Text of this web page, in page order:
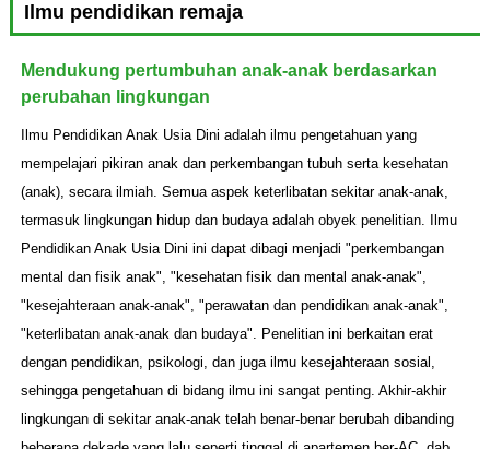
Ilmu pendidikan remaja
Mendukung pertumbuhan anak-anak berdasarkan
perubahan lingkungan
Ilmu Pendidikan Anak Usia Dini adalah ilmu pengetahuan yang
mempelajari pikiran anak dan perkembangan tubuh serta kesehatan
(anak), secara ilmiah. Semua aspek keterlibatan sekitar anak-anak,
termasuk lingkungan hidup dan budaya adalah obyek penelitian. Ilmu
Pendidikan Anak Usia Dini ini dapat dibagi menjadi "perkembangan
mental dan fisik anak", "kesehatan fisik dan mental anak-anak",
"kesejahteraan anak-anak", "perawatan dan pendidikan anak-anak",
"keterlibatan anak-anak dan budaya". Penelitian ini berkaitan erat
dengan pendidikan, psikologi, dan juga ilmu kesejahteraan sosial,
sehingga pengetahuan di bidang ilmu ini sangat penting. Akhir-akhir
lingkungan di sekitar anak-anak telah benar-benar berubah dibanding